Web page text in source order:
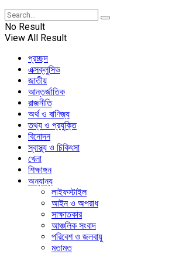
No Result
View All Result
প্রচ্ছদ
এক্সক্লুসিভ
জাতীয়
আন্তর্জাতিক
রাজনীতি
অর্থ ও বাণিজ্য
তথ্য ও প্রযুক্তি
বিনোদন
স্বাস্থ্য ও চিকিৎসা
খেলা
শিক্ষাঙ্গন
অন্যান্য
লাইফস্টাইল
আইন ও অপরাধ
সাক্ষাতকার
আঞ্চলিক সংবাদ
পরিবেশ ও জলবায়ু
মতামত